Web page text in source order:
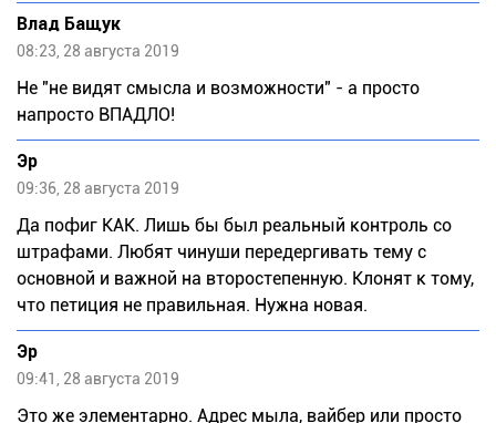
Влад Бащук
08:23, 28 августа 2019
Не "не видят смысла и возможности" - а просто
напросто ВПАДЛО!
Эр
09:36, 28 августа 2019
Да пофиг КАК. Лишь бы был реальный контроль со
штрафами. Любят чинуши передергивать тему с
основной и важной на второстепенную. Клонят к тому,
что петиция не правильная. Нужна новая.
Эр
09:41, 28 августа 2019
Это же элементарно. Адрес мыла, вайбер или просто